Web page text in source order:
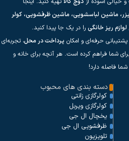
ماشین لباسشویی، ماشین ظرفشویی، کولر
لوازم ریز خانگی را در یک جا پیدا کنید.
پشتیبانی حرفه‌ای و امکان پرداخت در محل، تجربه‌ای
شما فراهم کرده است. هر آنچه برای خانه و
فاصله دارد!
دسته بندی های محبوب
کولرگازی زانتی
کولرگازی ویربل
یخچال ال جی
ظرفشویی ال جی
تلویزیون